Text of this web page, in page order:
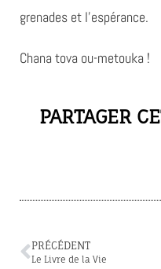
grenades et l’espérance.
Chana tova ou-metouka !
PARTAGER
PRÉCÉDENT
Le Livre de la Vie